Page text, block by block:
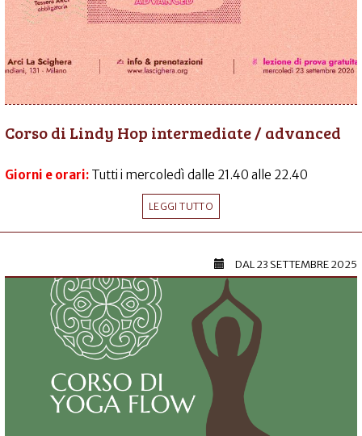
Corso di Lindy Hop intermediate / advanced
Giorni e orari: Tutti i mercoledì dalle 21.40 alle 22.40
LEGGI TUTTO
DAL23 SETTEMBRE 2025